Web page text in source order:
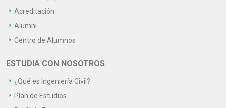
Acreditación
Alumni
Centro de Alumnos
ESTUDIA CON NOSOTROS
¿Qué es Ingeniería Civil?
Plan de Estudios